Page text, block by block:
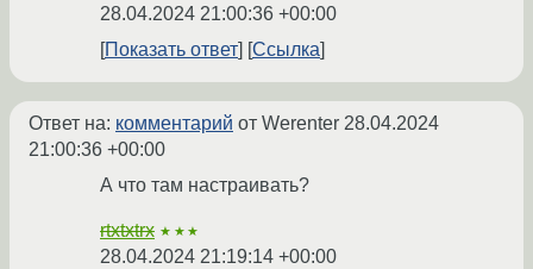
28.04.2024 21:00:36 +00:00
Показать ответ
Ссылка
Ответ на: комментарий от Werenter 28.04.2024
21:00:36 +00:00
А что там настраивать?
rtxtxtrx ★★★
28.04.2024 21:19:14 +00:00